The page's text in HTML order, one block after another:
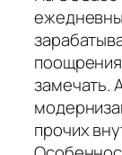
замечать.
прочих